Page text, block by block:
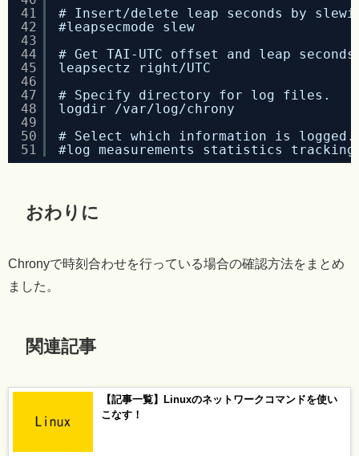
41
42
43
44
45
46
47
48
49
50
51
# Insert/delete leap seconds by
#leapsecmode slew
# Get TAI-UTC offset and leap
leapsectz right/UTC
# Specify directory for log files.
logdir /var/log/chrony
# Select which information is logged.
#log measurements statistics tracking
おわりに
Chronyで時刻合わせを行っている場合の確認方法をまとめ
ました。
関連記事
【記事一覧】Linuxのネットワークコマンドを使い
こなす！